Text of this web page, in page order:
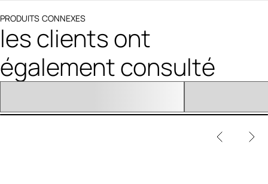
PRODUITS CONNEXES
les clients ont
également consulté